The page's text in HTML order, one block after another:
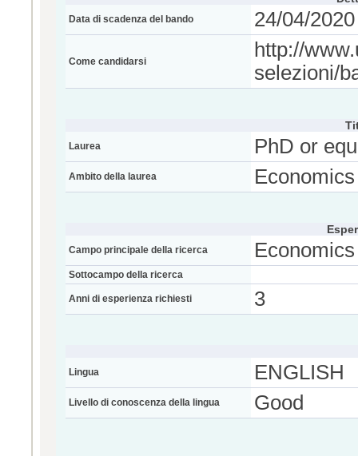
Data di scadenza del bando 24/04/
Come candidarsi
http://
selezioni/
Laurea PhD or
Ambito della laurea Economics
Campo principale della ricerca Economics
Sottocampo della ricerca
Anni di esperienza richiesti 3
Lingua ENGLISH
Livello di conoscenza della lingua Good